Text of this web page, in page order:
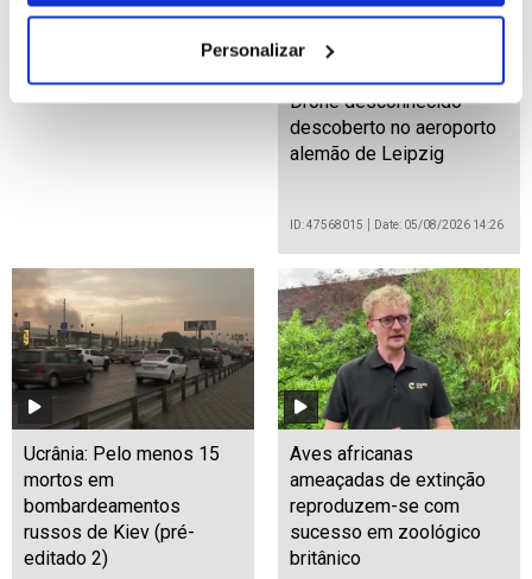
Personalizar
Drone desconhecido
descoberto no aeroporto
alemão de Leipzig
ID: 47568015 Date: 05/08/2026 14:26
Ucrânia: Pelo menos 15
mortos em
bombardeamentos
russos de Kiev (pré-
editado 2)
Aves africanas
ameaçadas de extinção
reproduzem-se com
sucesso em zoológico
britânico